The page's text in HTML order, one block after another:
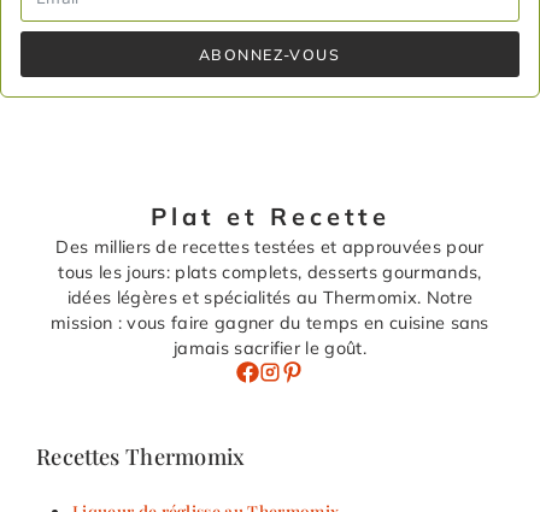
ABONNEZ-VOUS
Plat et Recette
Des milliers de recettes testées et approuvées pour
tous les jours: plats complets, desserts gourmands,
idées légères et spécialités au Thermomix. Notre
mission : vous faire gagner du temps en cuisine sans
jamais sacrifier le goût.
Recettes Thermomix